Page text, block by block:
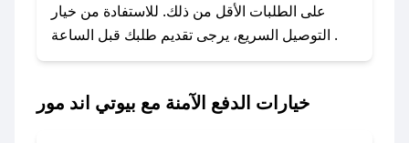
### كيفية استخدام كود خصم بيوتي اند مور؟
1. انسخ كود الخصم من تطبيق صحصح.
2. الصقه في خانة الدفع عند التسوق من بيوتي اند
على الطلبات الأقل من ذلك. للاستفادة من خيار
التوصيل السريع، يرجى تقديم طلبك قبل الساعة .
خيارات الدفع الآمنة مع بيوتي اند مور